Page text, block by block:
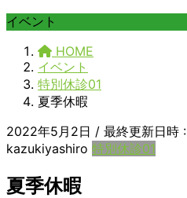
イベント
HOME
イベント
特別休診01
夏季休暇
2022年5月2日 / 最終更新日時 :
kazukiyashiro 特別休診01
夏季休暇